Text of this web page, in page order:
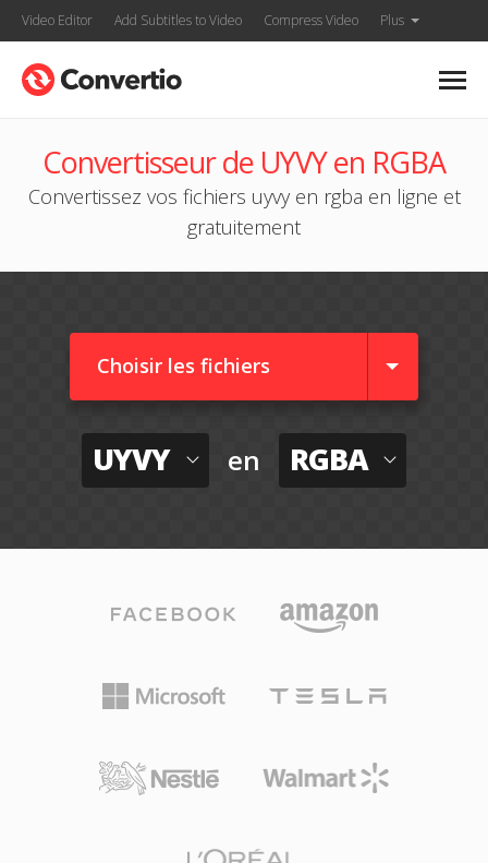
Video Editor Add Subtitles to Video Compress Video Plus
Convertisseur de UYVY en RGBA
Convertissez vos fichiers uyvy en rgba en ligne et
gratuitement
Choisir les fichiers
UYVY en RGBA